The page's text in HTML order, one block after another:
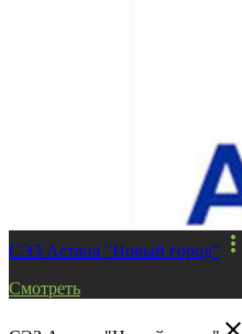
СЭЗ Астана "Новый город" more_vert
Смотреть